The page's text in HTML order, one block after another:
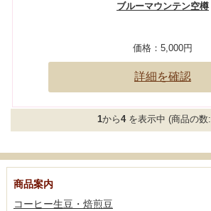
ブルーマウンテン空樽
価格： 5,000円
詳細を確認
1から4を表示中 (商品の数:
商品案内
コーヒー生豆・焙煎豆